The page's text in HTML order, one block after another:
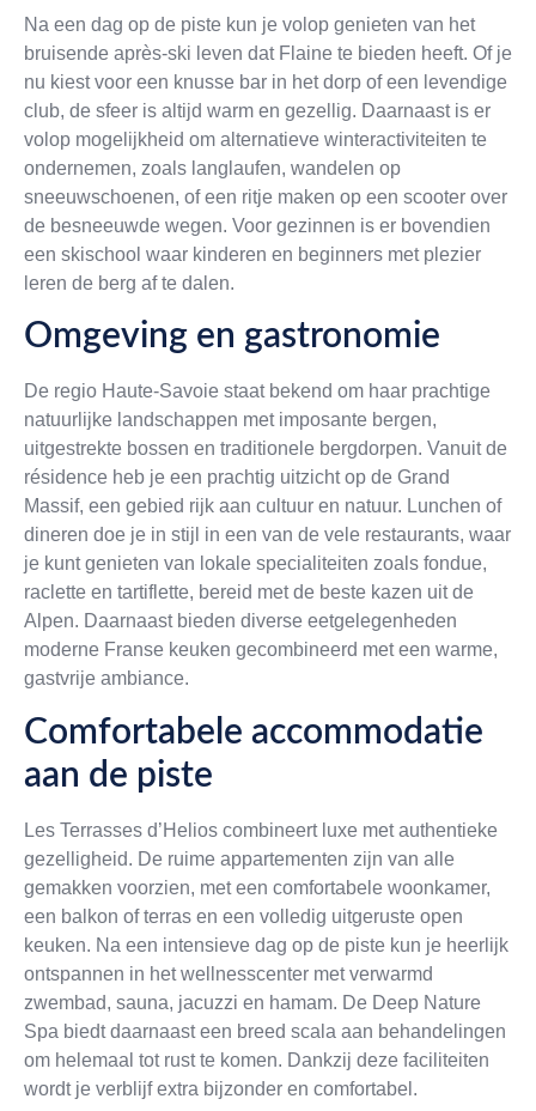
Na een dag op de piste kun je volop genieten van het
bruisende après-ski leven dat Flaine te bieden heeft. Of je
nu kiest voor een knusse bar in het dorp of een levendige
club, de sfeer is altijd warm en gezellig. Daarnaast is er
volop mogelijkheid om alternatieve winteractiviteiten te
ondernemen, zoals langlaufen, wandelen op
sneeuwschoenen, of een ritje maken op een scooter over
de besneeuwde wegen. Voor gezinnen is er bovendien
een skischool waar kinderen en beginners met plezier
leren de berg af te dalen.
Omgeving en gastronomie
De regio Haute-Savoie staat bekend om haar prachtige
natuurlijke landschappen met imposante bergen,
uitgestrekte bossen en traditionele bergdorpen. Vanuit de
résidence heb je een prachtig uitzicht op de Grand
Massif, een gebied rijk aan cultuur en natuur. Lunchen of
dineren doe je in stijl in een van de vele restaurants, waar
je kunt genieten van lokale specialiteiten zoals fondue,
raclette en tartiflette, bereid met de beste kazen uit de
Alpen. Daarnaast bieden diverse eetgelegenheden
moderne Franse keuken gecombineerd met een warme,
gastvrije ambiance.
Comfortabele accommodatie
aan de piste
Les Terrasses d’Helios combineert luxe met authentieke
gezelligheid. De ruime appartementen zijn van alle
gemakken voorzien, met een comfortabele woonkamer,
een balkon of terras en een volledig uitgeruste open
keuken. Na een intensieve dag op de piste kun je heerlijk
ontspannen in het wellnesscenter met verwarmd
zwembad, sauna, jacuzzi en hamam. De Deep Nature
Spa biedt daarnaast een breed scala aan behandelingen
om helemaal tot rust te komen. Dankzij deze faciliteiten
wordt je verblijf extra bijzonder en comfortabel.